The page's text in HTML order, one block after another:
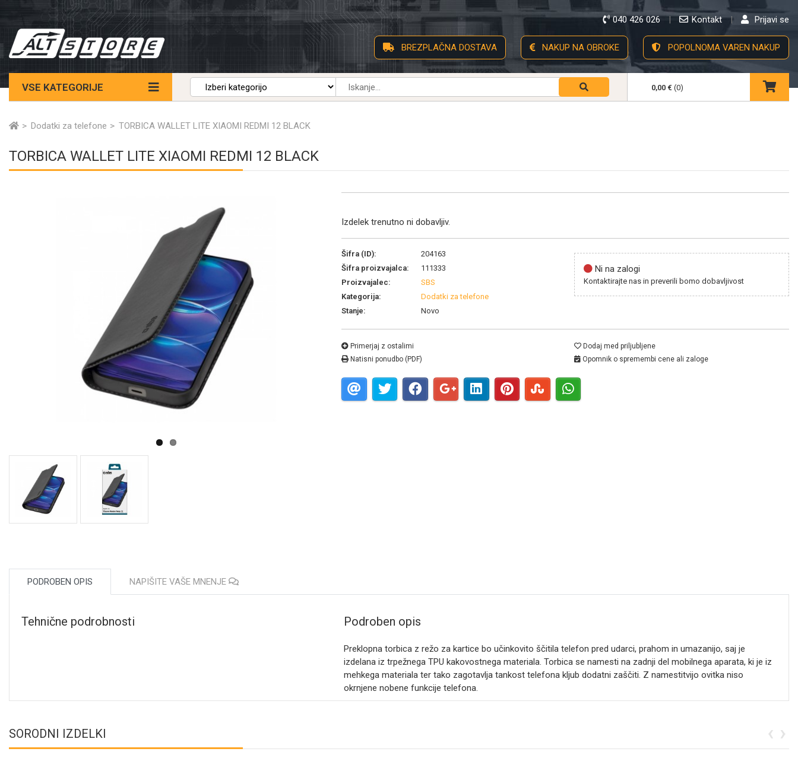
040 426 026 Kontakt Prijavi se
BREZPLAČNA DOSTAVA NAKUP NA OBROKE POPOLNOMA VAREN NAKUP
VSE KATEGORIJE 0,00 € (0)
Dodatki za telefone TORBICA WALLET LITE XIAOMI REDMI 12 BLACK
TORBICA WALLET LITE XIAOMI REDMI 12 BLACK
Izdelek trenutno ni dobavljiv.
Šifra (ID):
204163
Šifra proizvajalca:
111333
Proizvajalec:
SBS
Kategorija:
Dodatki za telefone
Stanje:
Novo
Ni na zalogi
Kontaktirajte nas in preverili bomo dobavljivost
Primerjaj z ostalimi
Natisni ponudbo (PDF)
Dodaj med priljubljene
Opomnik o spremembi cene ali zaloge
PODROBEN OPIS NAPIŠITE VAŠE MNENJE
Tehnične podrobnosti Podroben opis
Preklopna torbica z režo za kartice bo učinkovito ščitila telefon pred udarci, prahom in umazanijo, saj je
izdelana iz trpežnega TPU kakovostnega materiala. Torbica se namesti na zadnji del mobilnega aparata, ki je iz
mehkega materiala ter tako zagotavlja tankost telefona kljub dodatni zaščiti. Z namestitvijo ovitka niso
okrnjene nobene funkcije telefona.
SORODNI IZDELKI ‹ ›